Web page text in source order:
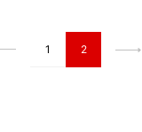
1 2